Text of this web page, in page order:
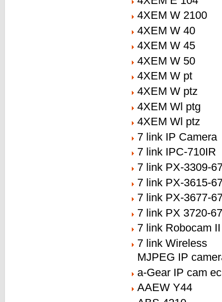
4XEM W 2100
4XEM W 40
4XEM W 45
4XEM W 50
4XEM W pt
4XEM W ptz
4XEM Wl ptg
4XEM Wl ptz
7 link IP Camera
7 link IPC-710IR
7 link PX-3309-
7 link PX-3615-
7 link PX-3677-
7 link PX 3720-
7 link Robocam II
7 link Wireless
MJPEG IP
a-Gear IP cam
AAEW Y44